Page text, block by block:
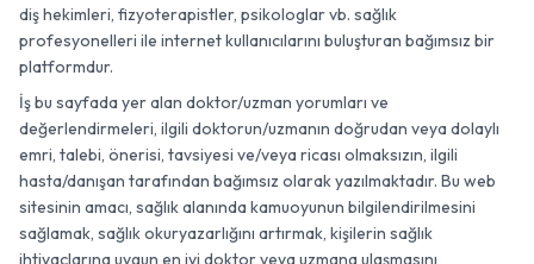
diş hekimleri, fizyoterapistler, psikologlar vb. sağlık
profesyonelleri ile internet kullanıcılarını buluşturan bağımsız bir
platformdur.
İş bu sayfada yer alan doktor/uzman yorumları ve
değerlendirmeleri, ilgili doktorun/uzmanın doğrudan veya dolaylı
emri, talebi, önerisi, tavsiyesi ve/veya ricası olmaksızın, ilgili
hasta/danışan tarafından bağımsız olarak yazılmaktadır. Bu web
sitesinin amacı, sağlık alanında kamuoyunun bilgilendirilmesini
sağlamak, sağlık okuryazarlığını artırmak, kişilerin sağlık
ihtiyaçlarına uygun en iyi doktor veya uzmana ulaşmasını